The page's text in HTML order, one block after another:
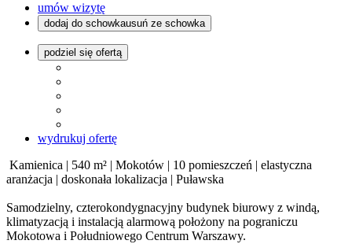
umów wizytę
dodaj do schowkausuń ze schowka
podziel się ofertą
wydrukuj ofertę
Kamienica | 540 m² | Mokotów | 10 pomieszczeń | elastyczna
aranżacja | doskonała lokalizacja | Puławska
Samodzielny, czterokondygnacyjny budynek biurowy z windą,
klimatyzacją i instalacją alarmową położony na pograniczu
Mokotowa i Południowego Centrum Warszawy.